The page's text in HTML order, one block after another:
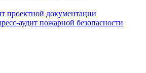
проектной документации
аудит пожарной безопасности